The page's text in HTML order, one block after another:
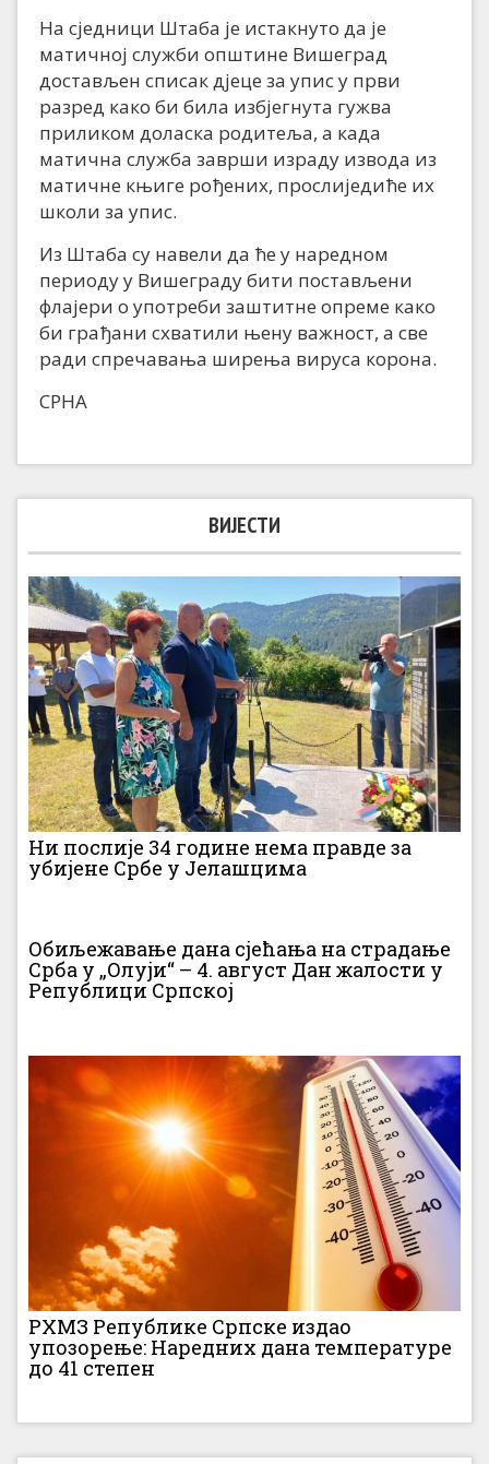
На сједници Штаба је истакнуто да је
матичној служби општине Вишеград
достављен списак дјеце за упис у први
разред како би била избјегнута гужва
приликом доласка родитеља, а када
матична служба заврши израду извода из
матичне књиге рођених, прослиједиће их
школи за упис.
Из Штаба су навели да ће у наредном
периоду у Вишеграду бити постављени
флајери о употреби заштитне опреме како
би грађани схватили њену важност, а све
ради спречавања ширења вируса корона.
СРНА
ВИЈЕСТИ
Ни послије 34 године нема правде за
убијене Србе у Јелашцима
Обиљежавање дана сјећања на страдање
Срба у „Олуји“ – 4. август Дан жалости у
Републици Српској
РХМЗ Републике Српске издао
упозорење: Наредних дана температуре
до 41 степен